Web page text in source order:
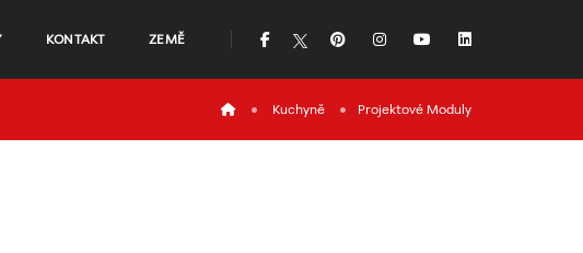
KONTAKT ZEMĚ icon iconicon iconicon
iconKuchyně Projektové Moduly